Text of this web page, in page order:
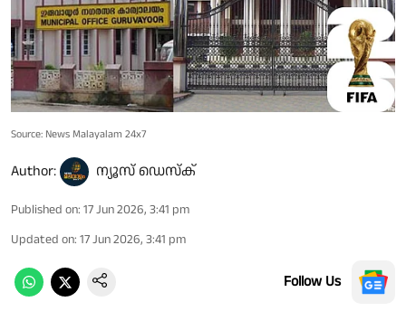
Source: News Malayalam 24x7
Author: ന്യൂസ് ഡെസ്ക്
Published on: 17 Jun 2026, 3:41 pm
Updated on: 17 Jun 2026, 3:41 pm
Follow Us